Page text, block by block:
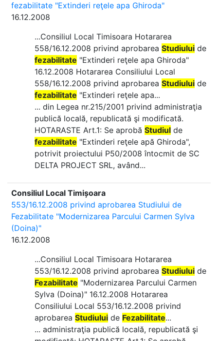
fezabilitate "Extinderi reţele apa Ghiroda"
16.12.2008
...Consiliul Local Timisoara Hotararea
558/16.12.2008 privind aprobarea Studiului de
fezabilitate "Extinderi reţele apa Ghiroda"
16.12.2008 Hotararea Consiliului Local
558/16.12.2008 privind aprobarea Studiului de
fezabilitate "Extinderi reţele apa...
... din Legea nr.215/2001 privind administraţia
publică locală, republicată şi modificată.
HOTARASTE Art.1: Se aprobă Studiul de
fezabilitate "Extinderi reţele apă Ghiroda",
potrivit proiectului P50/2008 întocmit de SC
DELTA PROJECT SRL, având...
Consiliul Local Timișoara
553/16.12.2008 privind aprobarea Studiului de
Fezabilitate "Modernizarea Parcului Carmen Sylva
(Doina)"
16.12.2008
...Consiliul Local Timisoara Hotararea
553/16.12.2008 privind aprobarea Studiului de
Fezabilitate "Modernizarea Parcului Carmen
Sylva (Doina)" 16.12.2008 Hotararea
Consiliului Local 553/16.12.2008 privind
aprobarea Studiului de Fezabilitate...
... administraţia publică locală, republicată şi